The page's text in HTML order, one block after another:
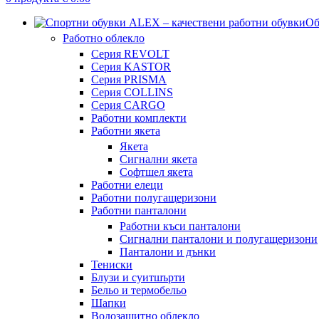
Работно облекло
Серия REVOLT
Серия KASTOR
Серия PRISMA
Серия COLLINS
Серия CARGO
Работни комплекти
Работни якета
Якета
Сигнални якета
Софтшел якета
Работни елеци
Работни полугащеризони
Работни панталони
Работни къси панталони
Сигнални панталони и полугащеризони
Панталони и дънки
Тениски
Блузи и суитшърти
Бельо и термобельо
Шапки
Водозащитно облекло